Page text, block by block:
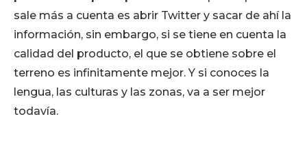
sale más a cuenta es abrir Twitter y sacar de ahí la
información, sin embargo, si se tiene en cuenta la
calidad del producto, el que se obtiene sobre el
terreno es infinitamente mejor. Y si conoces la
lengua, las culturas y las zonas, va a ser mejor
todavía.